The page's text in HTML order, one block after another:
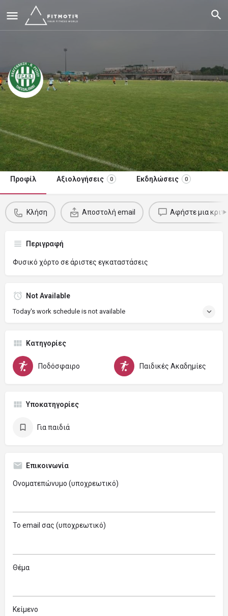
Αναγέννηση Νέου Ρυσίου
Ακαδημίες ποδοσφαίρου ηλικίες 3-16
/6 μήνες Κλήση τώρα
Προφίλ Αξιολογήσεις 0 Εκδηλώσεις 0
Κλήση Αποστολή email Αφήστε μια
Περιγραφή
Φυσικό χόρτο σε άριστες εγκαταστάσεις
Not Available
Today's work schedule is not available
Κατηγορίες
Ποδόσφαιρο Παιδικές Ακαδημίες
Υποκατηγορίες
Για παιδιά
Επικοινωνία
Ονοματεπώνυμο (υποχρεωτικό)
Το email σας (υποχρεωτικό)
Θέμα
Κείμενο